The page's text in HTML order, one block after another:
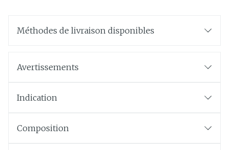
Méthodes de livraison disponibles
Avertissements
Indication
Composition